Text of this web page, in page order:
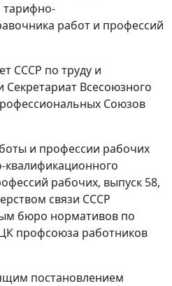
тарифно-
работ и профессий
СССР по труду и
Всесоюзного
Союзов
и профессии рабочих
квалификационного
рабочих, выпуск 58,
связи СССР
бюро нормативов по
профсоюза работников
постановлением